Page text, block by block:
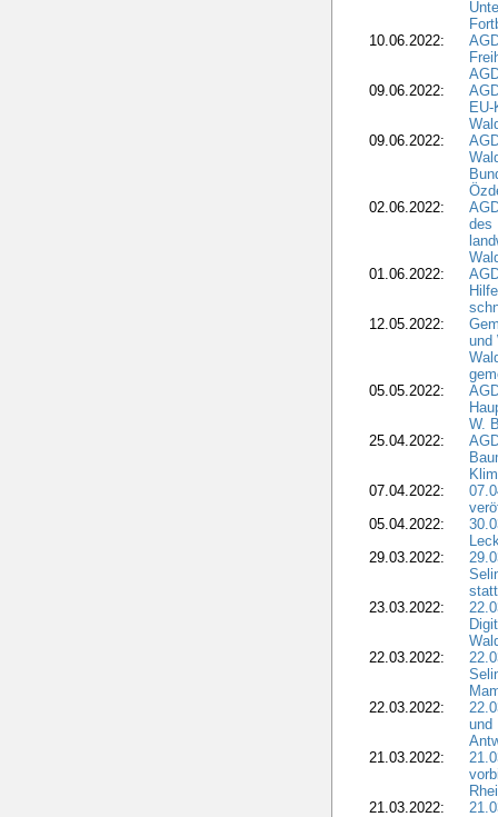
10.06.2022:
09.06.2022:
09.06.2022:
02.06.2022:
des
01.06.2022:
12.05.2022:
und
05.05.2022:
W.
25.04.2022:
07.04.2022:
05.04.2022:
29.03.2022:
23.03.2022:
22.03.2022:
22.03.2022:
und
21.03.2022:
21.03.2022: